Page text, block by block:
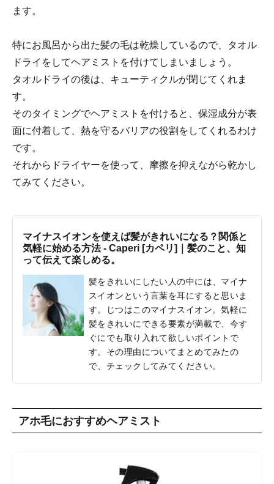
ます。
特にお風呂から出た髪の毛は乾燥しているので、タオル
ドライをしてヘアミストを付けてしまいましょう。
タオルドライの後は、キューティクルが閉じてくれま
す。
そのタイミングでヘアミストを付けると、保湿成分が表
面に付着して、熱を守るバリアの役割をしてくれるわけ
です。
それからドライヤーを使って、摩擦を抑えながら乾かし
てみてください。
マイナスイオンを使えば髪がきれいになる？関係と
気軽に始める方法 - Caperi [カペリ]｜髪のこと、知
って伝えて楽しめる。
髪をきれいにしたい人の中には、マイナ
スイオンという言葉を耳にすると思いま
す。じつはこのマイナスイオン。気軽に
髪をきれいにできる要素が満載で、今す
ぐにでも取り入れて欲しいポイントで
す。その理由についてまとめてみたの
で、チェックしてみてください。
アホ毛におすすめヘアミスト